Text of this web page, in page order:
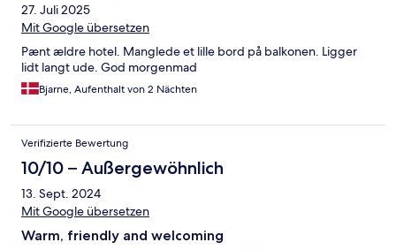
27. Juli 2025
Mit Google übersetzen
Pænt ældre hotel. Manglede et lille bord på balkonen. Ligger
lidt langt ude. God morgenmad
Bjarne, Aufenthalt von 2 Nächten
Verifizierte Bewertung
10/10 – Außergewöhnlich
13. Sept. 2024
Mit Google übersetzen
Warm, friendly and welcoming